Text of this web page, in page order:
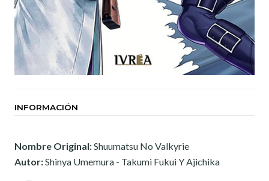
INFORMACIÓN
Nombre Original:Shuumatsu No Valkyrie
Autor:Shinya Umemura - Takumi Fukui Y Ajichika